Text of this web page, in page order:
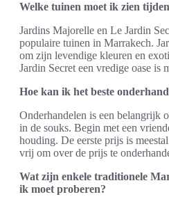
Welke tuinen moet ik zien
Jardins Majorelle en Le Jardin
populaire tuinen in Marrakech.
om zijn levendige kleuren en
Jardin Secret een vredige oase is
Hoe kan ik het beste
Onderhandelen is een belangrijk
in de souks. Begin met een
houding. De eerste prijs is
vrij om over de prijs te
Wat zijn enkele traditionele
ik moet proberen?